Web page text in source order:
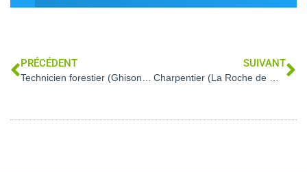
PRÉCÉDENT
Technicien forestier (Ghisonaccia – 2B – Corse)
SUIVANT
Charpentier (La Roche de Glun – 26)